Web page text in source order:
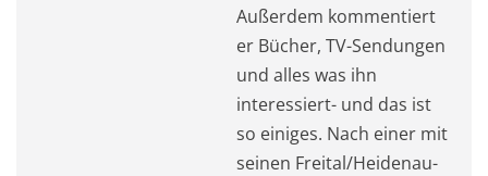
Außerdem kommentiert
er Bücher, TV-Sendungen
und alles was ihn
interessiert- und das ist
so einiges. Nach einer mit
seinen Freital/Heidenau-